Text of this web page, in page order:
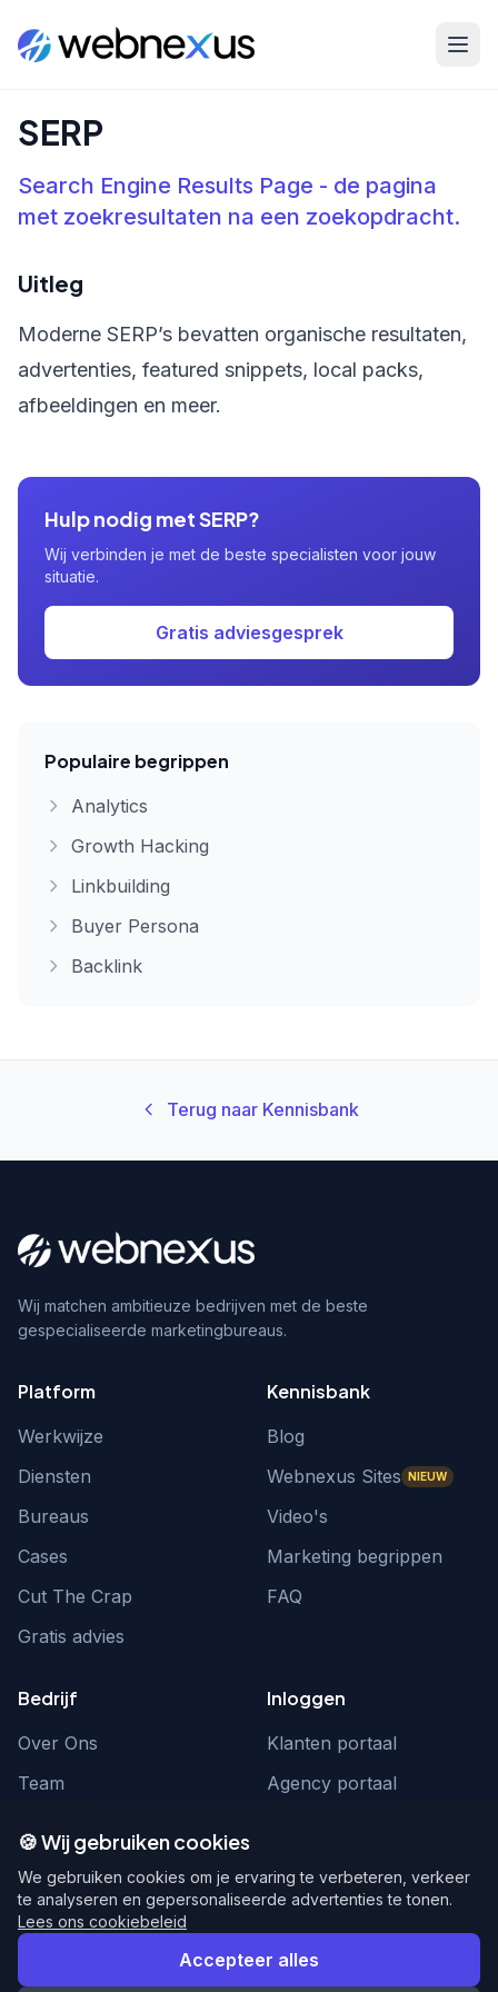
Home Kennisbank SERP
SERP
Search Engine Results Page - de pagina
met zoekresultaten na een zoekopdracht.
Uitleg
Moderne SERP’s bevatten organische resultaten,
advertenties, featured snippets, local packs,
afbeeldingen en meer.
Hulp nodig met SERP?
Wij verbinden je met de beste specialisten voor jouw
situatie.
Gratis adviesgesprek
Populaire begrippen
Analytics
Growth Hacking
Linkbuilding
Buyer Persona
Backlink
Terug naar Kennisbank
Wij matchen ambitieuze bedrijven met de beste
gespecialiseerde marketingbureaus.
Platform
Werkwijze
Diensten
Bureaus
Cases
Cut The Crap
Gratis advies
Kennisbank
Blog
Webnexus Sites NIEUW
Video's
Marketing begrippen
FAQ
Bedrijf
Over Ons
Team
Inloggen
Klanten portaal
Agency portaal
hello@webnexus.nl
085 004 1875
🍪 Wij gebruiken cookies
We gebruiken cookies om je ervaring te verbeteren, verkeer
te analyseren en gepersonaliseerde advertenties te tonen.
Lees ons cookiebeleid
Accepteer alles